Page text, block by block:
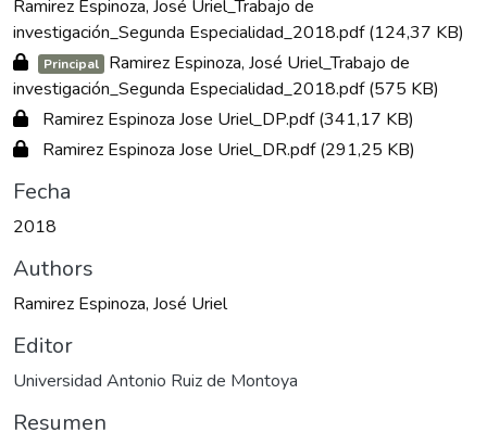
Ramirez Espinoza, José Uriel_Trabajo de
investigación_Segunda Especialidad_2018.pdf(124,37 KB)
Principal Ramirez Espinoza, José Uriel_Trabajo de
investigación_Segunda Especialidad_2018.pdf(575 KB)
Ramirez Espinoza Jose Uriel_DP.pdf(341,17 KB)
Ramirez Espinoza Jose Uriel_DR.pdf(291,25 KB)
Fecha
2018
Authors
Ramirez Espinoza, José Uriel
Editor
Universidad Antonio Ruiz de Montoya
Resumen